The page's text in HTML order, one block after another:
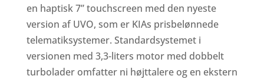
en haptisk 7” touchscreen med den nyeste
version af UVO, som er KIAs prisbelønnede
telematiksystemer. Standardsystemet i
versionen med 3,3-liters motor med dobbelt
turbolader omfatter ni højttalere og en ekstern